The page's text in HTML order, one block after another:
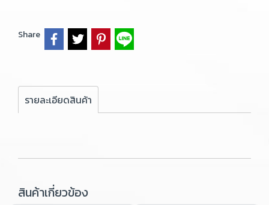
Share
รายละเอียดสินค้า
สินค้าเกี่ยวข้อง